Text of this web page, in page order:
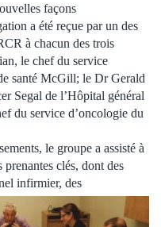
façons
a été reçue par un des
à chacun des trois
le chef du service
santé McGill; le Dr Gerald
Segal de l’Hôpital général
du service d’oncologie du
le groupe a assisté à
prenantes clés, dont des
infirmier, des